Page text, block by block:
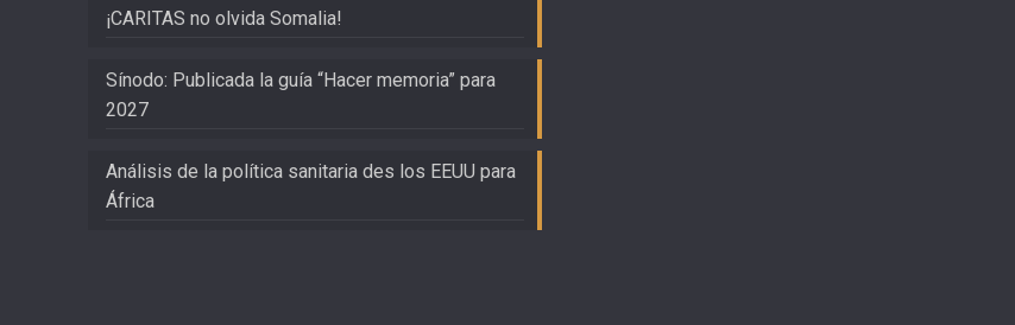
¡CARITAS no olvida Somalia!
Sínodo: Publicada la guía “Hacer memoria” para
2027
Análisis de la política sanitaria des los EEUU para
África